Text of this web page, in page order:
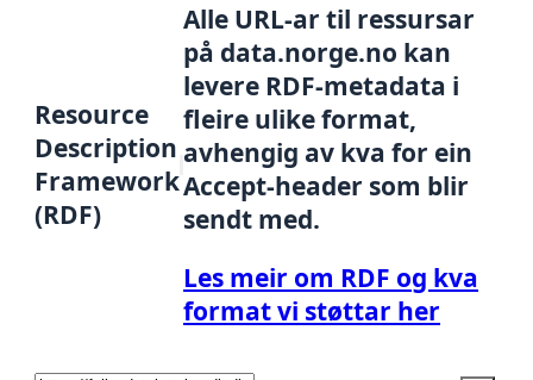
Resource
Description
Framework
(RDF)
Alle URL-ar til ressursar
på data.norge.no kan
levere RDF-metadata i
fleire ulike format,
avhengig av kva for ein
Accept-header som blir
sendt med.
Les meir om RDF og kva
format vi støttar her